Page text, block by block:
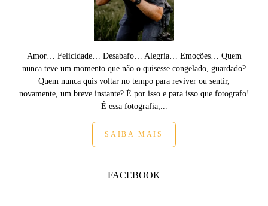
Amor… Felicidade… Desabafo… Alegria… Emoções… Quem
nunca teve um momento que não o quisesse congelado, guardado?
Quem nunca quis voltar no tempo para reviver ou sentir,
novamente, um breve instante? É por isso e para isso que fotografo!
É essa fotografia,...
SAIBA MAIS
FACEBOOK